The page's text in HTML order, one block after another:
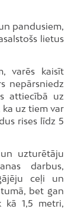
pandusiem,
lietus
varēs kaisīt
nepārsniedz
attiecībā uz
uz tiem var
rises līdz 5
uzturētāju
darbus,
ceļi un
bet gan
1,5 metri,